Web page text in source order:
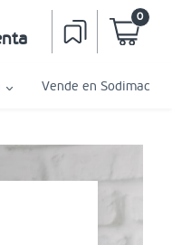
0
Vende en Sodimac